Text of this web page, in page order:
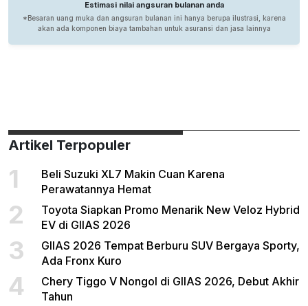
Artikel Terpopuler
1
Beli Suzuki XL7 Makin Cuan Karena
Perawatannya Hemat
2
Toyota Siapkan Promo Menarik New Veloz Hybrid
EV di GIIAS 2026
3
GIIAS 2026 Tempat Berburu SUV Bergaya Sporty,
Ada Fronx Kuro
4
Chery Tiggo V Nongol di GIIAS 2026, Debut Akhir
Tahun